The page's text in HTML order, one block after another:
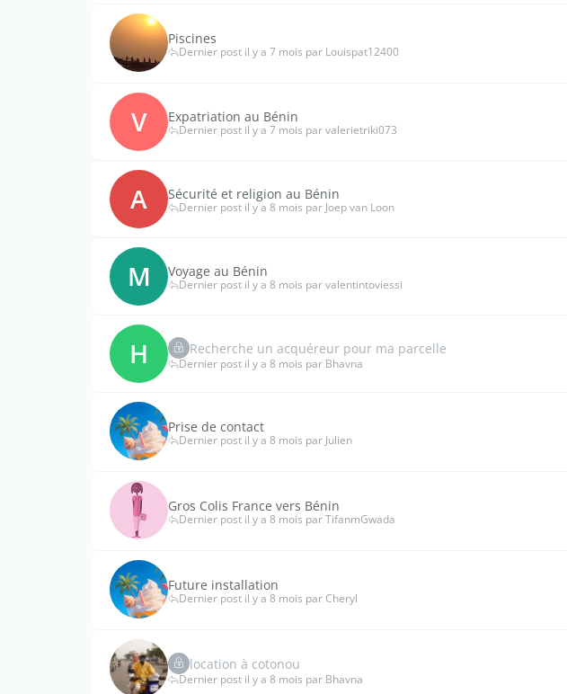
Piscines
Dernier post il y a 7 mois par Louispat12400
V Expatriation au Bénin
Dernier post il y a 7 mois par valerietriki073
A Sécurité et religion au Bénin
Dernier post il y a 8 mois par Joep van Loon
M Voyage au Bénin
Dernier post il y a 8 mois par valentintoviessi
H Recherche un acquéreur pour ma parcelle
Dernier post il y a 8 mois par Bhavna
Prise de contact
Dernier post il y a 8 mois par Julien
Gros Colis France vers Bénin
Dernier post il y a 8 mois par TifanmGwada
Future installation
Dernier post il y a 8 mois par Cheryl
location à cotonou
Dernier post il y a 8 mois par Bhavna